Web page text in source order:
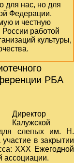
для нас, но для
Федерации.
и честную
России работой
культуры,
РБА
Директор
Калужской
для слепых им. Н.
в закрытии
XXX Ежегодной
ассоциации.